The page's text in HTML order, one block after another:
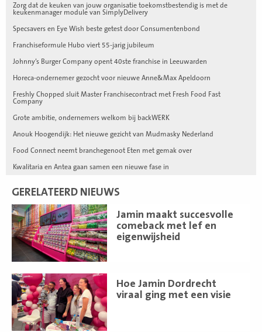
Zorg dat de keuken van jouw organisatie toekomstbestendig is met de
keukenmanager module van SimplyDelivery
Specsavers en Eye Wish beste getest door Consumentenbond
Franchiseformule Hubo viert 55-jarig jubileum
Johnny’s Burger Company opent 40ste franchise in Leeuwarden
Horeca-ondernemer gezocht voor nieuwe Anne&Max Apeldoorn
Freshly Chopped sluit Master Franchisecontract met Fresh Food Fast
Company
Grote ambitie, ondernemers welkom bij backWERK
Anouk Hoogendijk: Het nieuwe gezicht van Mudmasky Nederland
Food Connect neemt branchegenoot Eten met gemak over
Kwalitaria en Antea gaan samen een nieuwe fase in
GERELATEERD NIEUWS
Jamin maakt succesvolle
comeback met lef en
eigenwijsheid
Lees
meer
Hoe Jamin Dordrecht
viraal ging met een visie
Lees
meer